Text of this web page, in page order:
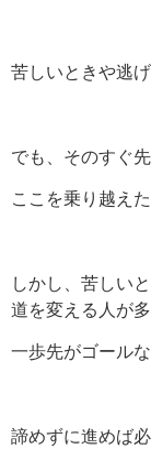
苦しいときや逃
でも、そのすぐ
ここを乗り越え
しかし、苦しい
道を変える人が多
一歩先がゴールな
諦めずに進めば